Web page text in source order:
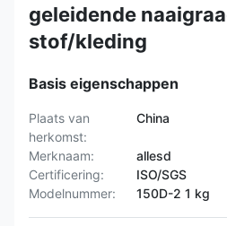
geleidende
stof/kleding
Basis eigenschappen
Plaats van
herkomst:
China
Merknaam:
allesd
Certificering:
ISO/SGS
Modelnummer:
150D-2 1 kg